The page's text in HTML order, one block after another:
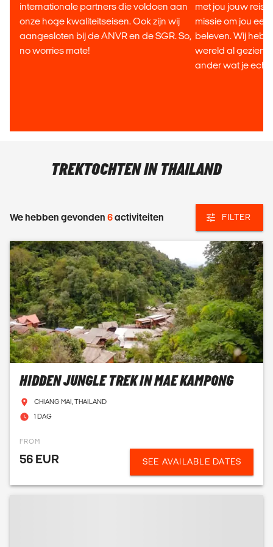
internationale partners die voldoen aan
onze hoge kwaliteitseisen. Ook zijn wij
aangesloten bij de ANVR en de SGR. So,
no worries mate!
met jou jouw reis
missie om jou
beleven. Wij
wereld al gezien,
ander wat je echt
TREKTOCHTEN IN THAILAND
We hebben gevonden 6activiteiten FILTER
HIDDEN JUNGLE TREK IN MAE KAMPONG
CHIANG MAI, THAILAND
1 DAG
FROM
56 EUR SEE AVAILABLE DATES